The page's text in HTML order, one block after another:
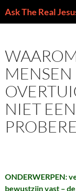
naar
NIET
ONDERWERPEN:
bewustzijn vast –